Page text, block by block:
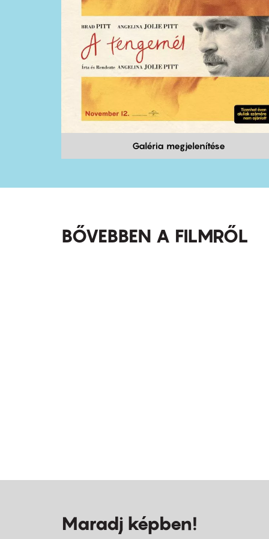
Galéria megjelenítése
BŐVEBBEN A FILMRŐL
Maradj képben!